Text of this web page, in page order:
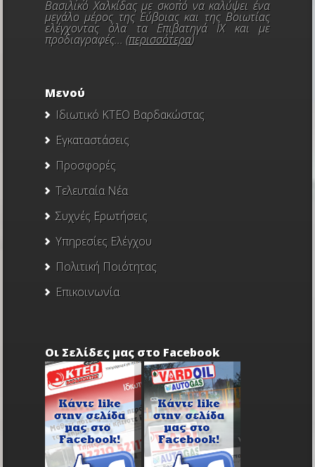
Βασιλικό Χαλκίδας με σκοπό να καλύψει ένα
μεγάλο μέρος της Εύβοιας και της Βοιωτίας
ελέγχοντας όλα τα Επιβατηγά ΙΧ και με
προδιαγραφές... (περισσότερα)
Μενού
Ιδιωτικό ΚΤΕΟ Βαρδακώστας
Εγκαταστάσεις
Προσφορές
Τελευταία Νέα
Συχνές Ερωτήσεις
Υπηρεσίες Ελέγχου
Πολιτική Ποιότητας
Επικοινωνία
Οι Σελίδες μας στο Facebook